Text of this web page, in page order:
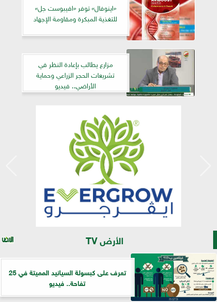
«اينوفال» توفر «افيبوست جل»
للتغذية المبكرة ومقاومة الإجهاد
مزارع يطالب بإعادة النظر في
تشريعات الحجر الزراعي وحماية
الأراضي.. فيديو
الأرض TV
تعرف على كبسولة السيانيد المميتة في 25
تفاحة.. فيديو